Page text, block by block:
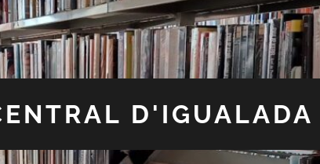
D'IGUALADA